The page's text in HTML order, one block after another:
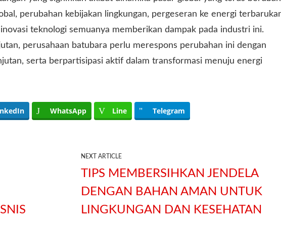
perubahan kebijakan lingkungan, pergeseran ke energi
teknologi semuanya memberikan dampak pada industri ini.
perusahaan batubara perlu merespons perubahan ini dengan
serta berpartisipasi aktif dalam transformasi menuju energi
WhatsApp Line Telegram
NEXT ARTICLE
TIPS MEMBERSIHKAN JENDELA
DENGAN BAHAN AMAN UNTUK
LINGKUNGAN DAN KESEHATAN